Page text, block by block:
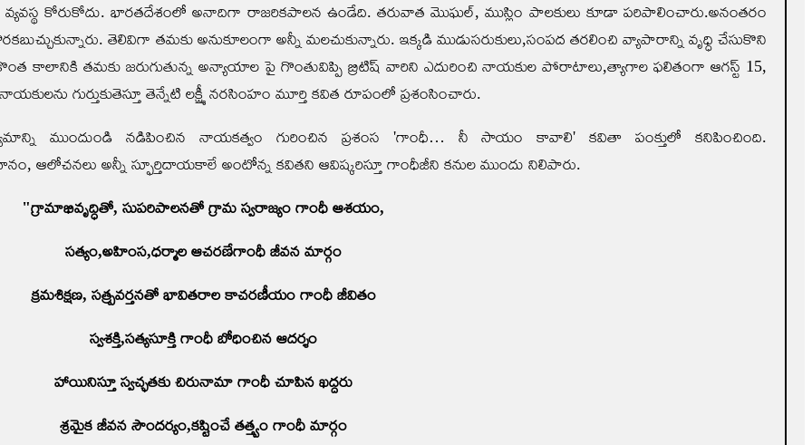
ఏ వ్యవస్థ కోరుకోదు. భారతదేశంలో అనాదిగా రాజరికపాలన ఉండేది. తరువాత మొఘల్, ముస్లిం పాలకులు కూడా పరిపాలించారు.అనంతరం
తెలివిగా తమకు అనుకూలంగా అన్నీ మలచుకున్నారు. ఇక్కడి ముడుసరుకులు,సంపద తరలించి వ్యాపారాన్ని వృధ్ధి చేసుకొని
కాలానికి తమకు జరుగుతున్న అన్యాయాల పై గొంతువిప్పి బ్రిటిష్ వారిని ఎదురించి నాయకుల పోరాటాలు,త్యాగాల ఫలితంగా ఆగస్ట్ 15,
గుర్తుకుతెస్తూ తెన్నేటి లక్ష్మీ నరసింహం మూర్తి కవిత రూపంలో ప్రశంసించారు.
ముందుండి నడిపించిన నాయకత్వం గురించిన ప్రశంస 'గాంధీ… నీ సాయం కావాలి' కవితా పంక్తులో కనిపించింది.
ఆలోచనలు అన్నీ స్ఫూర్తిదాయకాలే అంటోన్న కవితని ఆవిష్కరిస్తూ గాంధీజీని కనుల ముందు నిలిపారు.
"గ్రామాభివృద్ధితో, సుపరిపాలనతో గ్రామ స్వరాజ్యం గాంధీ ఆశయం,
సత్యం,అహింస,ధర్మాల ఆచరణేగాంధీ జీవన మార్గం
క్రమశిక్షణ, సత్ప్రవర్తనతో భావితరాల కాచరణీయం గాంధీ జీవితం
స్వశక్తి,సత్యసూక్తి గాంధీ బోధించిన ఆదర్శం
హాయినిస్తూ స్వచ్ఛతకు చిరునామా గాంధీ చూపిన ఖద్దరు
శ్రమైక జీవన సౌందర్యం,కష్టించే తత్త్వం గాంధీ మార్గం